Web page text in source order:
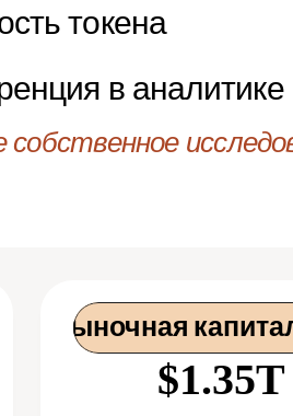
токена
в аналитике
Рыночная
$1.35T